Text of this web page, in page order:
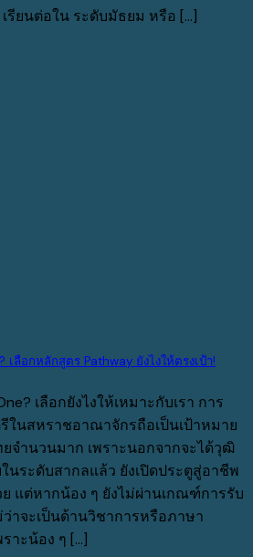
รียนต่อใน ระดับมัธยม หรือ [...]
ลือกหลักสูตร Pathway ยังไงให้ตรงเป้า!
เลือกยังไงให้เหมาะกับเรา การ
นสหราชอาณาจักรถือเป็นเป้าหมาย
จำนวนมาก เพราะนอกจากจะได้วุฒิ
นระดับสากลแล้ว ยังเปิดประตูสู่อาชีพ
แต่หากน้อง ๆ ยังไม่ผ่านเกณฑ์การรับ
าจะเป็นด้านวิชาการหรือภาษา
าะน้อง ๆ [...]